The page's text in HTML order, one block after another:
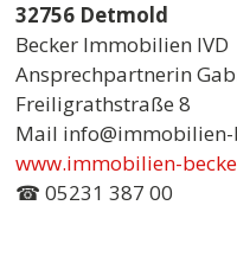
32756 Detmold
Becker Immobilien IVD
Ansprechpartnerin
Freiligrathstraße 8
Mail info@immobilien-
www.immobilien-
☎ 05231 387 00